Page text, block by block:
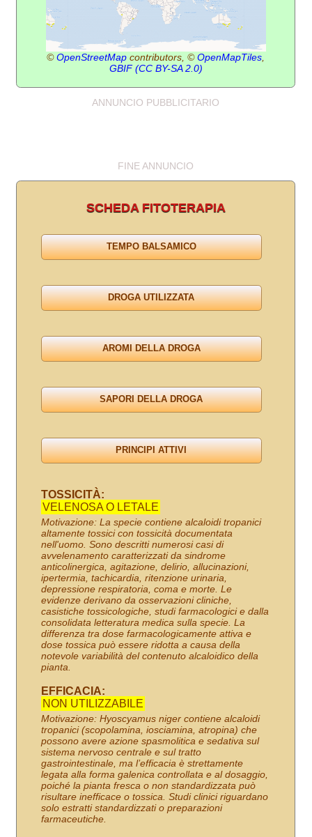
©OpenStreetMap contributors, ©OpenMapTiles
GBIF (CC BY-SA 2.0)
ANNUNCIO PUBBLICITARIO
FINE ANNUNCIO
SCHEDA FITOTERAPIA
TOSSICITÀ:
VELENOSA O LETALE
Motivazione: La specie contiene alcaloidi tropanici
altamente tossici con tossicità documentata
nell'uomo. Sono descritti numerosi casi di
avvelenamento caratterizzati da sindrome
anticolinergica, agitazione, delirio, allucinazioni,
ipertermia, tachicardia, ritenzione urinaria,
depressione respiratoria, coma e morte. Le
evidenze derivano da osservazioni cliniche,
casistiche tossicologiche, studi farmacologici e dalla
consolidata letteratura medica sulla specie. La
differenza tra dose farmacologicamente attiva e
dose tossica può essere ridotta a causa della
notevole variabilità del contenuto alcaloidico della
pianta.
EFFICACIA:
NON UTILIZZABILE
Motivazione: Hyoscyamus niger contiene alcaloidi
tropanici (scopolamina, iosciamina, atropina) che
possono avere azione spasmolitica e sedativa sul
sistema nervoso centrale e sul tratto
gastrointestinale, ma l’efficacia è strettamente
legata alla forma galenica controllata e al dosaggio,
poiché la pianta fresca o non standardizzata può
risultare inefficace o tossica. Studi clinici riguardano
solo estratti standardizzati o preparazioni
farmaceutiche.